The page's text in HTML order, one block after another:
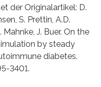
der Originalartikel: D.
S. Prettin, A.D.
Mahnke, J. Buer. On the
by steady
diabetes.
3401.